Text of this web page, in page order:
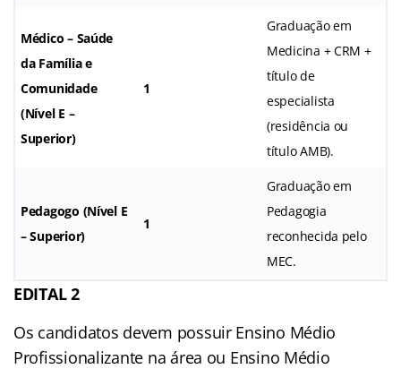
Médico – Saúde
da Família e
Comunidade
(Nível E –
Superior)
1
Graduação em
Medicina + CRM +
título de
especialista
(residência ou
título AMB).
Pedagogo (Nível E
– Superior)
1
Graduação em
Pedagogia
reconhecida pelo
MEC.
EDITAL 2
Os candidatos devem possuir Ensino Médio
Profissionalizante na área ou Ensino Médio